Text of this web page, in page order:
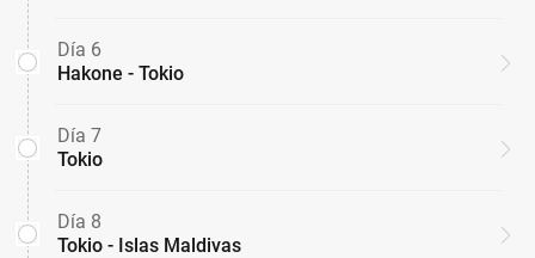
Día 6
Hakone - Tokio
Día 7
Tokio
Día 8
Tokio - Islas Maldivas